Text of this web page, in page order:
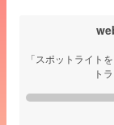
「スポットライト
ト